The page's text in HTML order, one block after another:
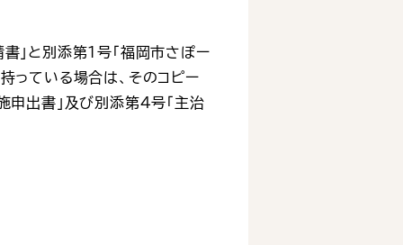
」と別添第１号「福岡市さぽー
っている場合は、そのコピー
申出書」及び別添第４号「主治